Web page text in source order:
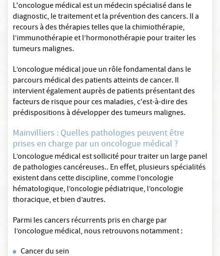
L'oncologue médical est un médecin spécialisé dans le
diagnostic, le traitement et la prévention des cancers. Il a
recours à des thérapies telles que la chimiothérapie,
l’immunothérapie et l’hormonothérapie pour traiter les
tumeurs malignes.
L’oncologue médical joue un rôle fondamental dans le
parcours médical des patients atteints de cancer. Il
intervient également auprès de patients présentant des
facteurs de risque pour ces maladies, c'est-à-dire des
prédispositions à développer des tumeurs malignes.
Mainvilliers : Quelles pathologies peuvent être
prises en charge par un oncologue médical ?
L’oncologue médical est sollicité pour traiter un large panel
de pathologies cancéreuses.. En effet, plusieurs spécialités
existent dans cette discipline, comme l’oncologie
hématologique, l’oncologie pédiatrique, l’oncologie
thoracique, et bien d’autres.
Parmi les cancers récurrents pris en charge par
l’oncologue médical, nous retrouvons notamment :
Cancer du sein